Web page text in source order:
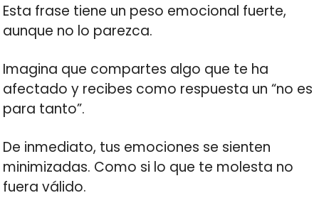
Esta frase tiene un peso emocional fuerte,
aunque no lo parezca.
Imagina que compartes algo que te ha
afectado y recibes como respuesta un “no es
para tanto”.
De inmediato, tus emociones se sienten
minimizadas. Como si lo que te molesta no
fuera válido.